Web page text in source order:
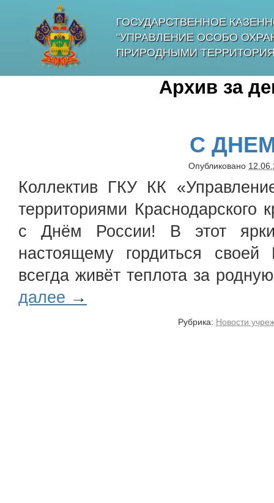
ГОСУДАРСТВЕННОЕ
"УПРАВЛЕНИЕ ОСОБО
ПРИРОДНЫМИ
Архив за
С
Опубликовано
Коллектив ГКУ КК
территориями Краснодарского
с Днём России! В этот
настоящему гордиться
всегда живёт теплота за
далее →
Рубрика: Новости